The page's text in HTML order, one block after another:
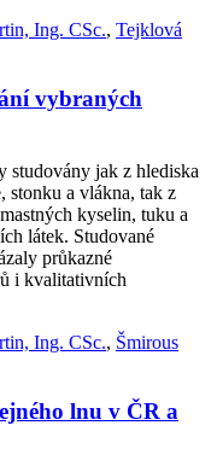
Ing. CSc., Tejklová
vybraných
studovány jak z hlediska
stonku a vlákna, tak z
kyselin, tuku a
látek. Studované
průkazné
i kvalitativních
Ing. CSc., Šmirous
lnu v ČR a